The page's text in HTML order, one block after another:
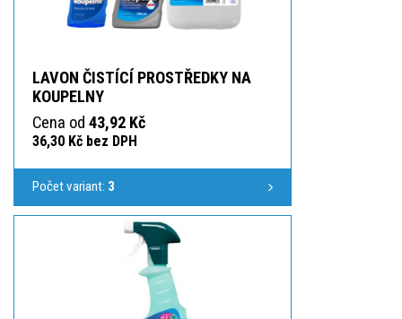
LAVON ČISTÍCÍ PROSTŘEDKY NA
KOUPELNY
Cena od 43,92 Kč
36,30 Kč bez DPH
Počet variant: 3